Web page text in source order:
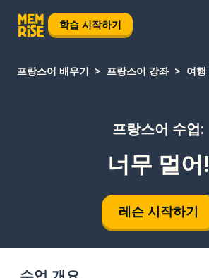
학습 시작하기
프랑스어 배우기 프랑스어 강좌 여행
프랑스어 수업:
너무 멀어!
레슨 시작하기